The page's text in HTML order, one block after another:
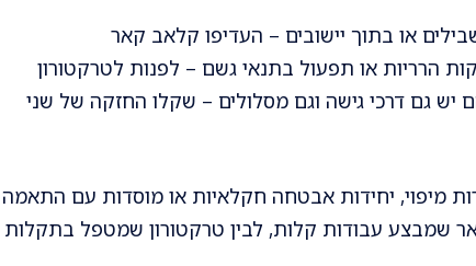
או בתוך יישובים – העדיפו קלאב קאר
הרריות או תפעול בתנאי גשם – לפנות לטרקטורון
גם דרכי גישה וגם מסלולים – שקלו החזקה של שני
מיפוי, יחידות אבטחה חקלאיות או מוסדות עם התאמה
שמבצע עבודות קלות, לבין טרקטורון שמטפל בתקלות